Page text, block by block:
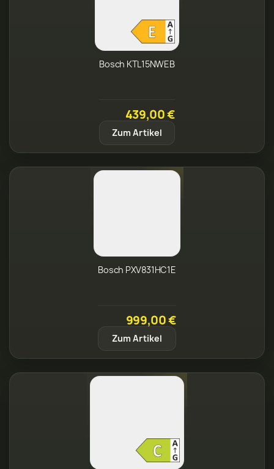
Bosch KTL15NWEB
439,00 €
Zum Artikel
Bosch PXV831HC1E
999,00 €
Zum Artikel